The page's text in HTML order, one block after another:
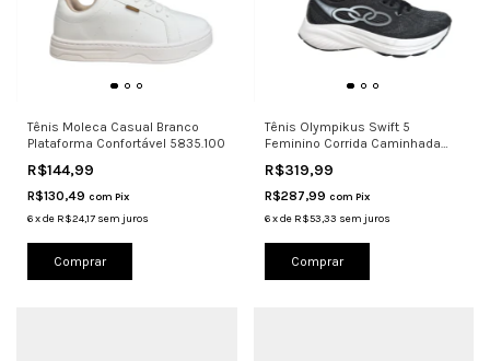
Tênis Moleca Casual Branco
Plataforma Confortável 5835.100
R$144,99
R$130,49 com Pix
6xde R$24,17 sem juros
Comprar
Tênis Olympikus Swift 5
Feminino Corrida Caminhada
R$319,99
R$287,99 com Pix
6 xde R$53,33 sem juros
Comprar